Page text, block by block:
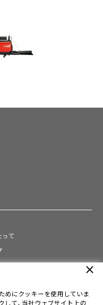
て
ポリシー
めにクッキーを使用していま
して、当社ウェブサイト上の
close